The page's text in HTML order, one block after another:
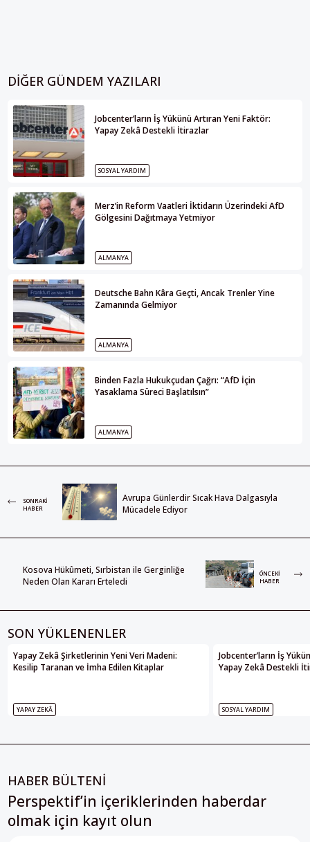
DIĞER GÜNDEM YAZILARI
Jobcenter’ların İş Yükünü Artıran Yeni Faktör:
Yapay Zekâ Destekli İtirazlar
SOSYAL YARDIM
Merz’in Reform Vaatleri İktidarın Üzerindeki AfD
Gölgesini Dağıtmaya Yetmiyor
ALMANYA
Deutsche Bahn Kâra Geçti, Ancak Trenler Yine
Zamanında Gelmiyor
ALMANYA
Binden Fazla Hukukçudan Çağrı: “AfD İçin
Yasaklama Süreci Başlatılsın”
ALMANYA
SONRAKI
HABER
Avrupa Günlerdir Sıcak Hava Dalgasıyla
Mücadele Ediyor
Kosova Hükûmeti, Sırbistan ile Gerginliğe
Neden Olan Kararı Erteledi
ÖNCEKI
HABER
SON YÜKLENENLER
Yapay Zekâ Şirketlerinin Yeni Veri Madeni:
Kesilip Taranan ve İmha Edilen Kitaplar
YAPAY ZEKÂ
Jobcenter’ların İş
Yapay Zekâ Destekli
SOSYAL YARDIM
HABER BÜLTENİ
Perspektif’in içeriklerinden haberdar
olmak için kayıt olun